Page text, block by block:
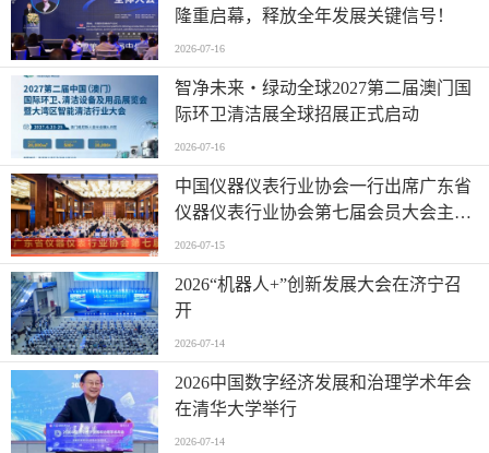
隆重启幕，释放全年发展关键信号！
2026-07-16
智净未来・绿动全球2027第二届澳门国
际环卫清洁展全球招展正式启动
2026-07-16
中国仪器仪表行业协会一行出席广东省
仪器仪表行业协会第七届会员大会主题
活动并进行走访交流
2026-07-15
2026“机器人+”创新发展大会在济宁召
开
2026-07-14
2026中国数字经济发展和治理学术年会
在清华大学举行
2026-07-14